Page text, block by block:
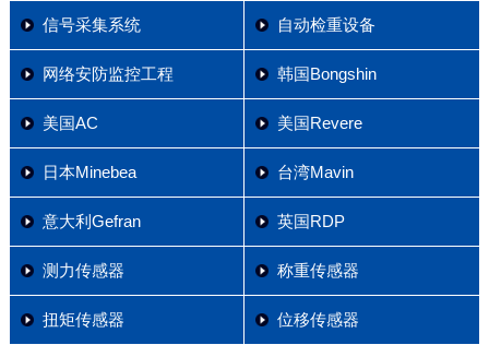
信号采集系统 自动检重设备
网络安防监控工程 韩国Bongshin
美国AC 美国Revere
日本Minebea 台湾Mavin
意大利Gefran 英国RDP
测力传感器 称重传感器
扭矩传感器 位移传感器